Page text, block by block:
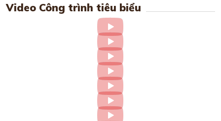
Video Công trình tiêu biểu